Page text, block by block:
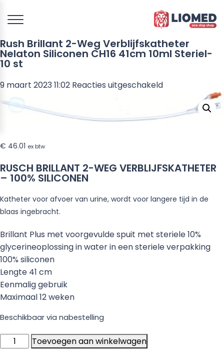
Rush Brillant 2-Weg Verblijfskatheter
Nelaton Siliconen CH16 41cm 10ml Steriel-
10 st
9 maart 2023 11:02 Reacties uitgeschakeldvoor
Brillant
2-
Siliconen
41cm
10
st
€ 46.01 ex btw
RUSCH BRILLANT 2-WEG VERBLIJFSKATHETER
– 100% SILICONEN
Katheter voor afvoer van urine, wordt voor langere tijd in de
blaas ingebracht.
Brillant Plus met voorgevulde spuit met steriele 10%
glycerineoplossing in water in een steriele verpakking
100% siliconen
Lengte 41 cm
Eenmalig gebruik
Maximaal 12 weken
Beschikbaar via nabestelling
Rush
Brillant
Toevoegen aan winkelwagen